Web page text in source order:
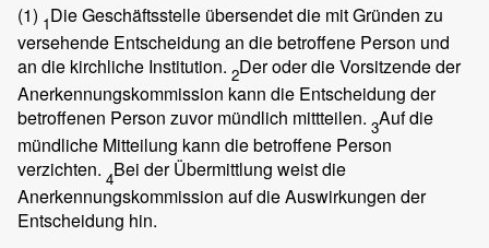
(1) 1Die Geschäftsstelle übersendet die mit Gründen zu
versehende Entscheidung an die betroffene Person und
an die kirchliche Institution. 2Der oder die Vorsitzende der
Anerkennungskommission kann die Entscheidung der
betroffenen Person zuvor mündlich mittteilen. 3Auf die
mündliche Mitteilung kann die betroffene Person
verzichten. 4Bei der Übermittlung weist die
Anerkennungskommission auf die Auswirkungen der
Entscheidung hin.